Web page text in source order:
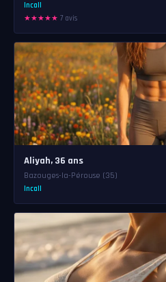
Incall
★★★★★ 7 avis
Aliyah, 36 ans
Bazouges-la-Pérouse (35)
Incall